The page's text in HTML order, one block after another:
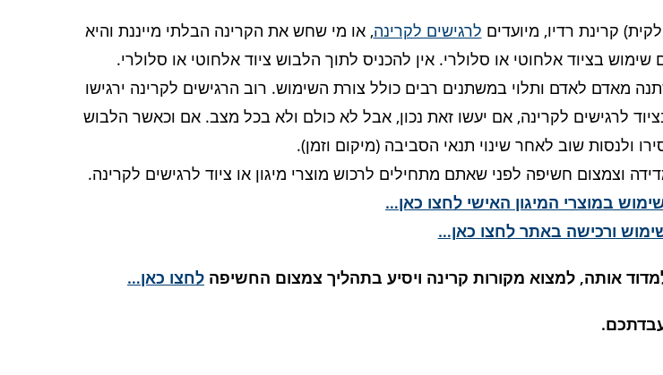
קרינת רדיו, מיועדים לרגישים לקרינה, או מי שחש את הקרינה הבלתי מייננת והיא
בציוד אלחוטי או סלולרי. אין להכניס לתוך הלבוש ציוד אלחוטי או סלולרי.
מאדם לאדם ותלוי במשתנים רבים כולל צורת השימוש. רוב הרגישים לקרינה ירגישו
לרגישים לקרינה, אם יעשו זאת נכון, אבל לא כולם ולא בכל מצב. אם וכאשר הלבוש
ולנסות שוב לאחר שינוי תנאי הסביבה (מיקום וזמן).
וצמצום חשיפה לפני שאתם מתחילים לרכוש מוצרי מיגון או ציוד לרגישים לקרינה.
במוצרי המיגון האישי לחצו כאן…
ורכישה באתר לחצו כאן…
אותה, למצוא מקורות קרינה ויסיע בתהליך צמצום החשיפה לחצו כאן…